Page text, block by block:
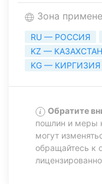
Зона
RU — РОССИЯ
KZ — КАЗАХСТАН
KG — КИРГИЗИЯ
Обратите
пошлин и меры
могут
обращайтесь к